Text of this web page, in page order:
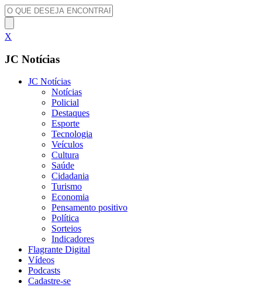
X
JC Notícias
JC Notícias
Notícias
Policial
Destaques
Esporte
Tecnologia
Veículos
Cultura
Saúde
Cidadania
Turismo
Economia
Pensamento positivo
Política
Sorteios
Indicadores
Flagrante Digital
Vídeos
Podcasts
Cadastre-se